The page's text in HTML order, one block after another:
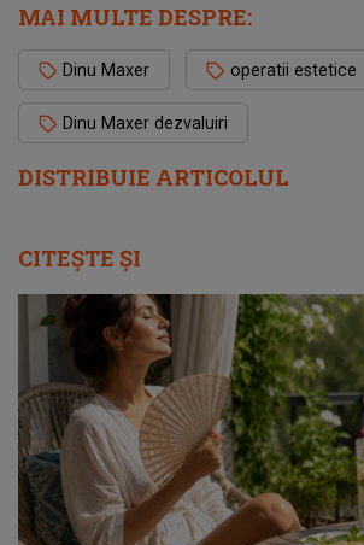
DISTRIBUIE ARTICOLUL
MAI MULTE DESPRE:
Dinu Maxer operatii estetice
Dinu Maxer dezvaluiri
CITEȘTE ȘI